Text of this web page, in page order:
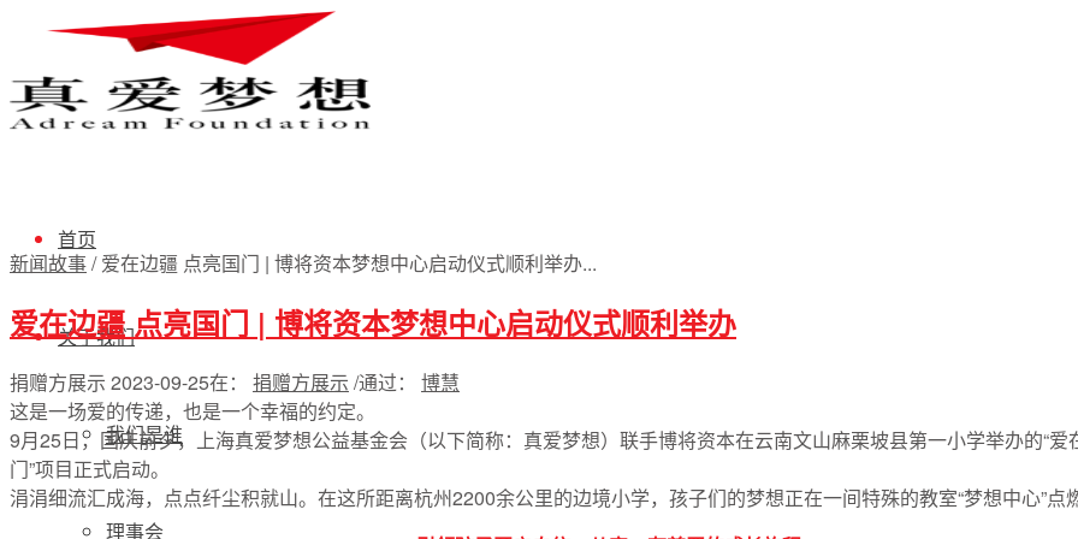
首页
关于我们
我们是谁
理事会
新闻故事/ 爱在边疆 点亮国门 | 博将资本梦想中心启动仪式顺利举办...
爱在边疆 点亮国门 | 博将资本梦想中心启动仪式顺利举办
捐赠方展示 2023-09-25在： 捐赠方展示 /通过： 博慧
这是一场爱的传递，也是一个幸福的约定。
9月25日，国庆前夕，上海真爱梦想公益基金会（以下简称：真爱梦想）联手博将资本在云南文山麻栗坡县第一小学举办的“爱
门”项目正式启动。
涓涓细流汇成海，点点纤尘积就山。在这所距离杭州2200余公里的边境小学，孩子们的梦想正在一间特殊的教室“梦想中心”